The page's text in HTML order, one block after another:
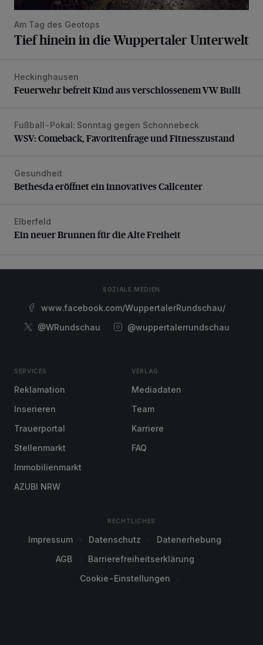
Am Tag des Geotops
Tief hinein in die Wuppertaler Unterwelt
Feuerwehr befreit Kind aus verschlossenem VW Bulli
Heckinghausen
Feuerwehr befreit Kind aus verschlossenem VW Bulli
WSV: Comeback, Favoritenfrage und Fitnesszustand
Fußball-Pokal: Sonntag gegen Schonnebeck
WSV: Comeback, Favoritenfrage und Fitnesszustand
Bethesda eröffnet ein innovatives Callcenter
Gesundheit
Bethesda eröffnet ein innovatives Callcenter
Ein neuer Brunnen für die Alte Freiheit
Elberfeld
Ein neuer Brunnen für die Alte Freiheit
SOZIALE MEDIEN
www.facebook.com/WuppertalerRundschau/
@WRundschau
@wuppertalerrundschau
SERVICES
Reklamation
Inserieren
Trauerportal
Stellenmarkt
Immobilienmarkt
AZUBI NRW
VERLAG
Mediadaten
Team
Karriere
FAQ
RECHTLICHES
Impressum Datenschutz
Datenerhebung
AGB
Barrierefreiheitserklärung
Cookie-Einstellungen